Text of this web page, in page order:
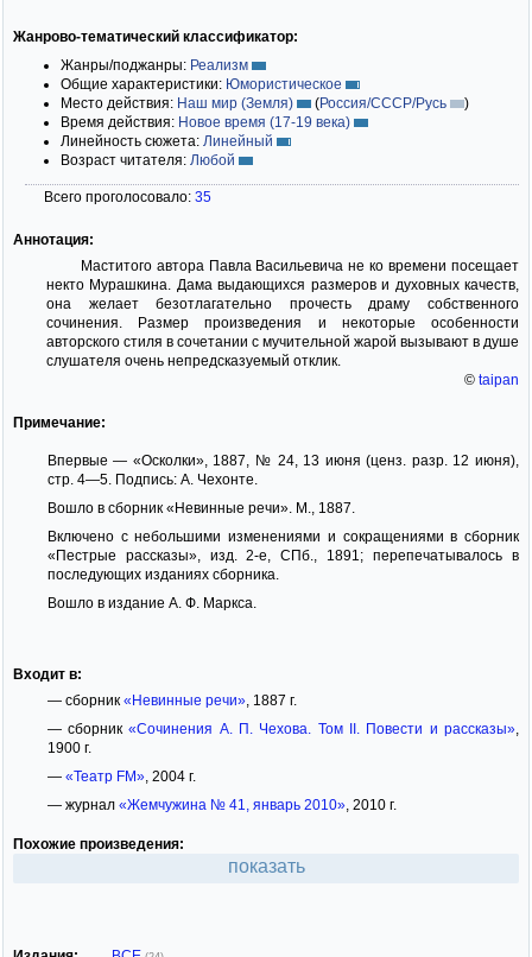
Жанрово-тематический классификатор:
Жанры/поджанры: Реализм
Общие характеристики: Юмористическое
Место действия: Наш мир (Земля) (Россия/СССР/Русь
)
Время действия: Новое время (17-19 века)
Линейность сюжета: Линейный
Возраст читателя: Любой
Всего проголосовало: 35
Аннотация:
Маститого автора Павла Васильевича не ко времени посещает
некто Мурашкина. Дама выдающихся размеров и духовных качеств,
она желает безотлагательно прочесть драму собственного
сочинения. Размер произведения и некоторые особенности
авторского стиля в сочетании с мучительной жарой вызывают в душе
слушателя очень непредсказуемый отклик.
© taipan
Примечание:
Впервые — «Осколки», 1887, № 24, 13 июня (ценз. разр. 12 июня),
стр. 4—5. Подпись: А. Чехонте.
Вошло в сборник «Невинные речи». М., 1887.
Включено с небольшими изменениями и сокращениями в сборник
«Пестрые рассказы», изд. 2-е, СПб., 1891; перепечатывалось в
последующих изданиях сборника.
Вошло в издание А. Ф. Маркса.
Входит в:
— сборник «Невинные речи», 1887 г.
— сборник«Сочинения А. П. Чехова. Том II. Повести и рассказы»
1900 г.
— «Театр FM», 2004 г.
— журнал «Жемчужина № 41, январь 2010», 2010 г.
Похожие произведения:
показать